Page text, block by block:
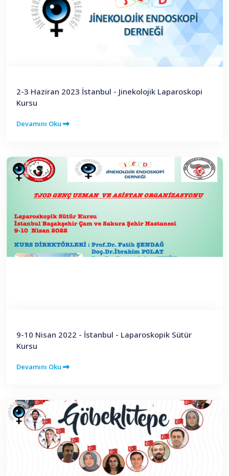
2-3 Haziran 2023 İstanbul - Jinekolojik Laparoskopi
Kursu
Devamını Oku
9-10 Nisan 2022 - İstanbul - Laparoskopik Sütür
Kursu
Devamını Oku